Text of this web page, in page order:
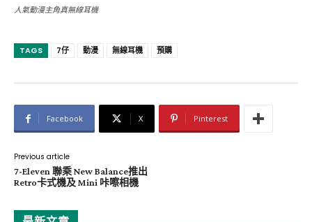
人氣動漫主角真無線耳機
TAGS 7仔 動漫 無線耳機 預購
Facebook X Pinterest
Previous article
7-Eleven 聯乘 New Balance推出
Retro卡式機及 Mini 咔嚓相機